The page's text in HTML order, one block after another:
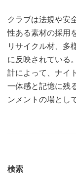
クラブは法規や安
性ある素材の採用
リサイクル材、多
に反映されている
計によって、ナイ
一体感と記憶に残
ンメントの場とし
検索